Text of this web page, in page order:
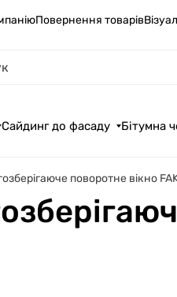
Повернення товарів
Сайдинг до фасаду Бітумна
поворотне вікно